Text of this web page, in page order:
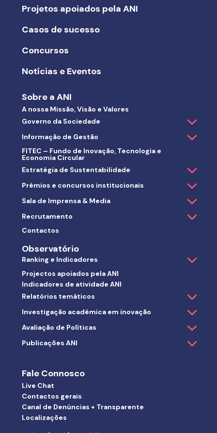
Projetos apoiados pela ANI
Casos de sucesso
Concursos
Notícias e Eventos
Sobre a ANI
A nossa Missão, Visão e Valores
Governo da Sociedade
Informação de Gestão
FITEC – Fundo de Inovação, Tecnologia e
Economia Circular
Estratégia de Sustentabilidade
Prémios e concursos institucionais
Sala de Imprensa & Media
Recrutamento
Contactos
Observatório
Ranking e Indicadores
Projectos apoiados pela ANI
Indicadores de atividade ANI
Relatórios temáticos
Investigação académica em inovação
Avaliação de Políticas
Publicações ANI
Fale Connosco
Live Chat
Contactos gerais
Canal de Denúncias + Transparente
Localizações